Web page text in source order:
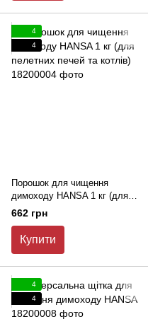
4
4
Порошок для чищення
димоходу HANSA 1 кг (для
пелетних печей та котлів)
662 грн
Купити
4
4